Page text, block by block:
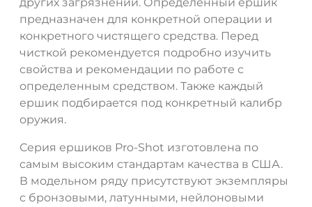
других загрязнений. Определенный ершик
предназначен для конкретной операции и
конкретного чистящего средства. Перед
чисткой рекомендуется подробно изучить
свойства и рекомендации по работе с
определенным средством. Также каждый
ершик подбирается под конкретный калибр
оружия.
Серия ершиков Pro-Shot изготовлена по
самым высоким стандартам качества в США.
В модельном ряду присутствуют экземпляры
с бронзовыми, латунными, нейлоновыми